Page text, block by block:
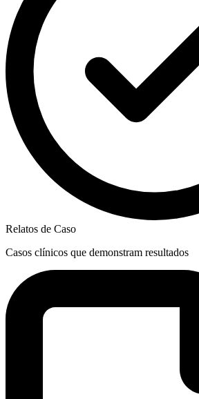
Relatos de Caso
Casos clínicos que demonstram resultados